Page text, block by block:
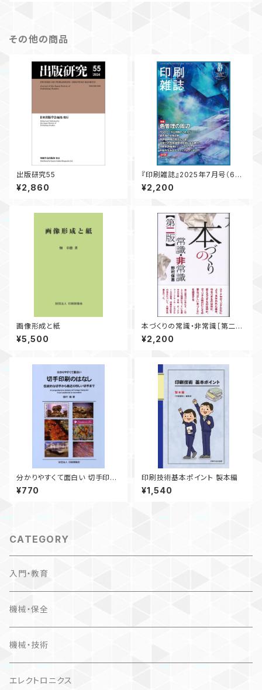
その他の商品
出版研究55
¥2,860
『印刷雑誌』2025年7月号（6月
20日発行）
¥2,200
画像形成と紙
¥5,500
本づくりの常識・非常識［第二
版］
¥2,200
分かりやすくて面白い 切手印刷
のはなし
¥770
印刷技術基本ポイント 製本編
¥1,540
CATEGORY
入門・教育
機械・保全
機械・技術
エレクトロニクス